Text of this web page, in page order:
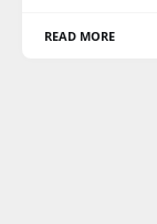
READ MORE